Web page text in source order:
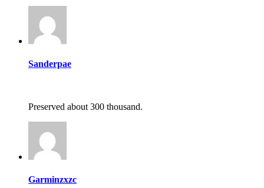
Sanderpae
Preserved about 300 thousand.
Garminzxzc